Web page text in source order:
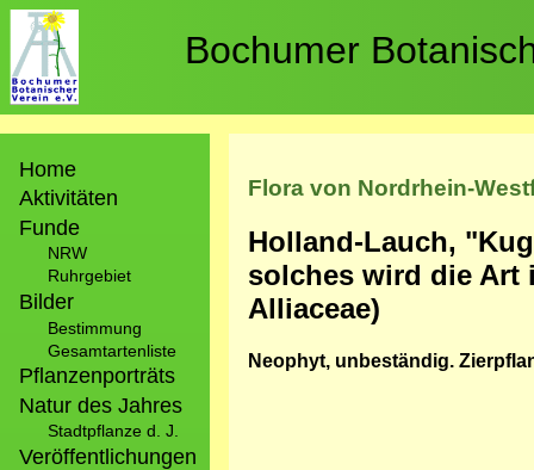
Direkt
zum
Inhalt
Bochumer
Home
Aktivitäten
Funde
NRW
Ruhrgebiet
Bilder
Bestimmung
Gesamtartenliste
Pflanzenporträts
Natur des Jahres
Stadtpflanze d. J.
Veröffentlichungen
Flora von Nordrhein-
Holland-Lauch,
solches wird die Art
Alliaceae)
Neophyt, unbeständig.